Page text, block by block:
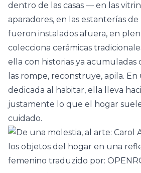
dentro de las casas — en las
aparadores, en las estanterías
fueron instalados afuera, en
colecciona cerámicas
ella con historias ya acumuladas
las rompe, reconstruye, apila.
dedicada al habitar, ella lleva
justamente lo que el hogar
cuidado.